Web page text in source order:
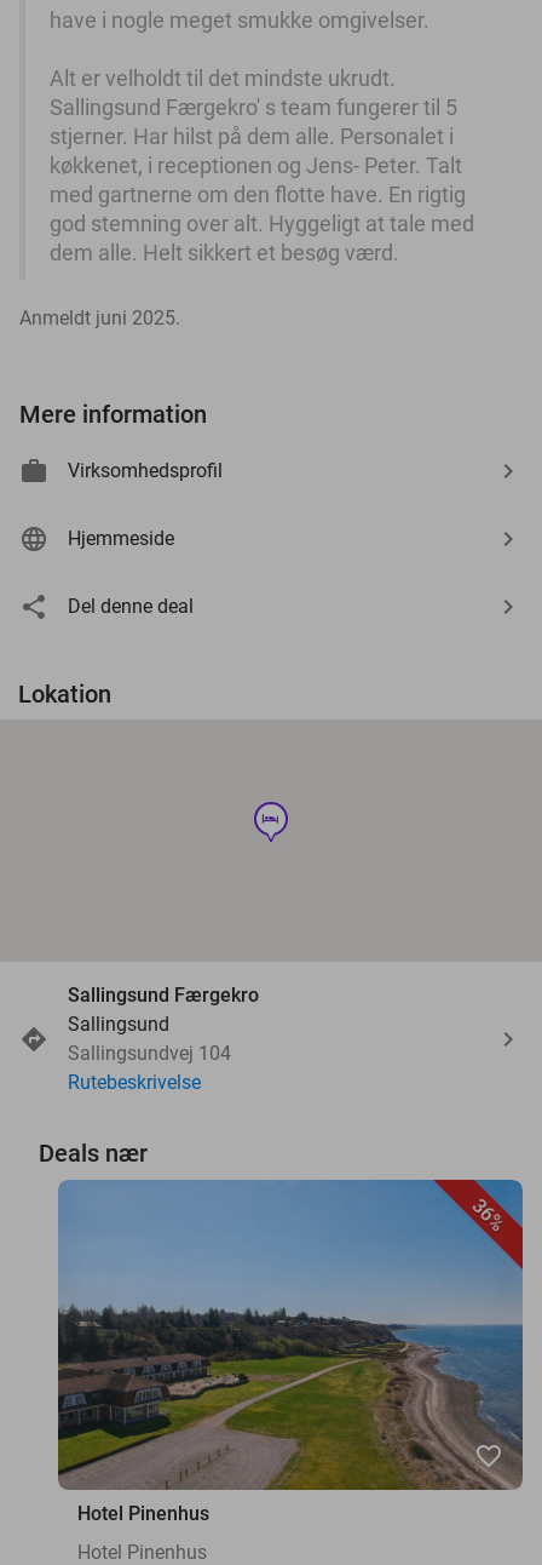
have i nogle meget smukke omgivelser.
Alt er velholdt til det mindste ukrudt.
Sallingsund Færgekro' s team fungerer til 5
stjerner. Har hilst på dem alle. Personalet i
køkkenet, i receptionen og Jens- Peter. Talt
med gartnerne om den flotte have. En rigtig
god stemning over alt. Hyggeligt at tale med
dem alle. Helt sikkert et besøg værd.
Anmeldt juni 2025.
Mere information
Virksomhedsprofil
Hjemmeside
Del denne deal
Lokation
hotel
Sallingsund Færgekro
Sallingsund
Sallingsundvej 104
Rutebeskrivelse
Deals nær
36%
favorite_border
Hotel Pinenhus
Hotel Pinenhus